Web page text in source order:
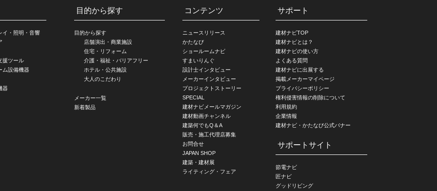
イ・照明・音響
援ツール
ム設備機器
器
目的から探す
目的から探す
店舗演出・商業施設
住宅・リフォーム
介護・福祉・バリアフリー
ホテル・公共施設
大人のこだわり
メーカー一覧
新着製品
コンテンツ
ニュースリリース
かたなび
ショールームナビ
すまいりんぐ
設計士インタビュー
メーカーインタビュー
プロジェクトストーリー
SPECIAL
建材ナビメールマガジン
建材動画チャンネル
建築何でもQ＆A
販売・施工代理店募集
お問合せ
JAPAN SHOP
建築・建材展
ライティング・フェア
サポート
建材ナビTOP
建材ナビとは？
建材ナビの使い方
よくある質問
建材ナビに出展する
掲載メーカーマイページ
プライバシーポリシー
権利侵害情報の削除について
利用規約
企業情報
建材ナビ・かたなび公式バナー
サポートサイト
節電ナビ
匠ナビ
グッドリビング